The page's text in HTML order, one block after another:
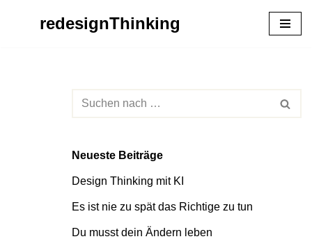
redesignThinking
Neueste Beiträge
Design Thinking mit KI
Es ist nie zu spät das Richtige zu tun
Du musst dein Ändern leben